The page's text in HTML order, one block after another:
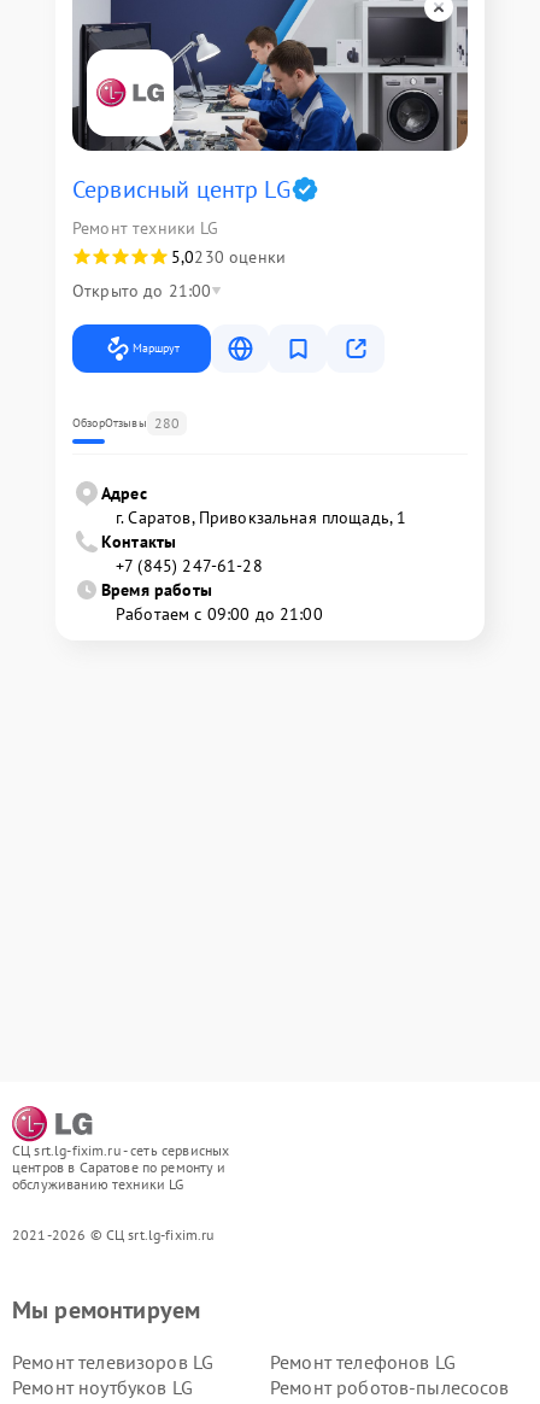
Сервисный центр LG
Ремонт техники LG
5,0230 оценки
Открыто до 21:00
Маршрут
ОбзорОтзывы 280
Адрес
г. Саратов, Привокзальная площадь, 1
Контакты
+7 (845) 247-61-28
Время работы
Работаем с 09:00 до 21:00
СЦ srt.lg-fixim.ru - сеть сервисных
центров в Саратове по ремонту и
обслуживанию техники LG
2021-2026 © СЦ srt.lg-fixim.ru
Мы ремонтируем
Ремонт телевизоров LG
Ремонт телефонов LG
Ремонт ноутбуков LG
Ремонт роботов-пылесосов